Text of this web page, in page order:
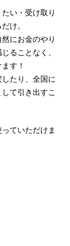
い・受け取り
け。
にお金のやり
ることなく、
す！
たり、全国に
て引き出すこ
ていただけま